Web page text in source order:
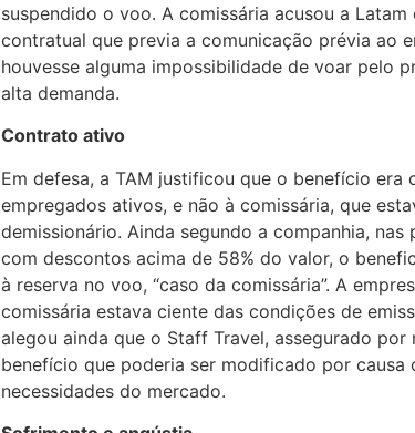
suspendido o voo. A comissária acusou a
contratual que previa a comunicação prévia ao
houvesse alguma impossibilidade de voar pelo
alta demanda.
Contrato ativo
Em defesa, a TAM justificou que o benefício era
empregados ativos, e não à comissária, que
demissionário. Ainda segundo a companhia, nas
com descontos acima de 58% do valor, o
à reserva no voo, “caso da comissária”. A
comissária estava ciente das condições de
alegou ainda que o Staff Travel, assegurado por
benefício que poderia ser modificado por causa
necessidades do mercado.